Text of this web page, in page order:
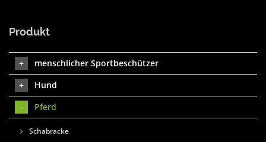
Produkt
menschlicher Sportbeschützer
Hund
Pferd
Schabracke